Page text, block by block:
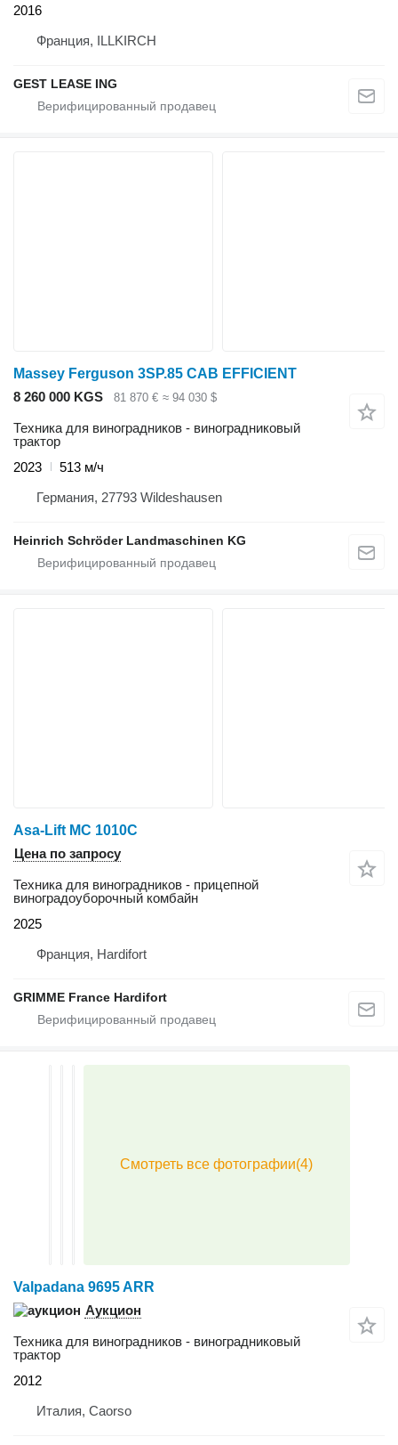
2016
Франция, ILLKIRCH
GEST LEASE ING
Massey Ferguson 3SP.85 CAB EFFICIENT
8 260 000 KGS
81 870 € ≈ 94 030 $
Техника для виноградников - виноградниковый
трактор
2023
513 м/ч
Германия, 27793 Wildeshausen
Heinrich Schröder Landmaschinen KG
Asa-Lift MC 1010C
Цена по запросу
Техника для виноградников - прицепной
виноградоуборочный комбайн
2025
Франция, Hardifort
GRIMME France Hardifort
Valpadana 9695 ARR
Аукцион
Техника для виноградников - виноградниковый
трактор
2012
Италия, Caorso